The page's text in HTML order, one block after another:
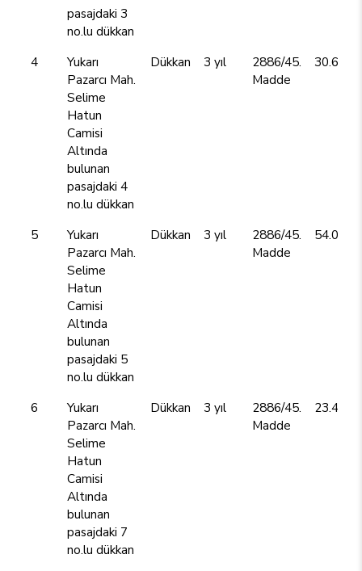
pasajdaki 3
no.lu dükkan
4
Yukarı
Pazarcı Mah.
Selime
Hatun
Camisi
Altında
bulunan
pasajdaki 4
no.lu dükkan
Dükkan 3 yıl
2886/45.
Madde
5
Yukarı
Pazarcı Mah.
Selime
Hatun
Camisi
Altında
bulunan
pasajdaki 5
no.lu dükkan
Dükkan 3 yıl
2886/45.
Madde
6
Yukarı
Pazarcı Mah.
Selime
Hatun
Camisi
Altında
bulunan
pasajdaki 7
no.lu dükkan
Dükkan 3 yıl
2886/45.
Madde